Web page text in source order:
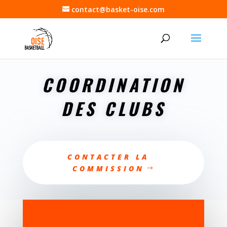
contact@basket-oise.com
COORDINATION
DES CLUBS
CONTACTER LA
COMMISSION